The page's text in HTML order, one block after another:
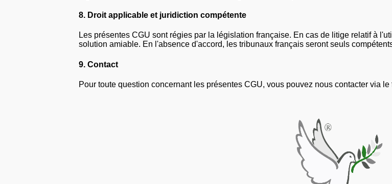
8. Droit applicable et juridiction compétente
Les présentes CGU sont régies par la législation française. En cas de litige relatif à
solution amiable. En l'absence d'accord, les tribunaux français seront seuls
9.Contact
Pour toute question concernant les présentes CGU, vous pouvez nous contacter via